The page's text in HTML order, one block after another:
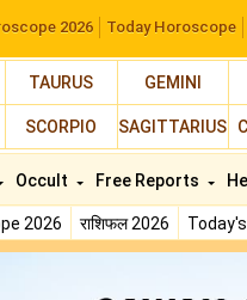
2026 Today Horoscope
TAURUS GEMINI
SCORPIO SAGITTARIUS
2026 राशिफल 2026
Occult Free Reports